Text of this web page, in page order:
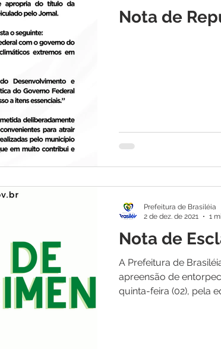
Datas Comemorativas
Seminários
Aviso
Nota de
Nota de
A Prefeitura de
apreensão de
quinta-feira (02), pela
Prefeitura de Brasiléia
2 de dez. de 2021
1